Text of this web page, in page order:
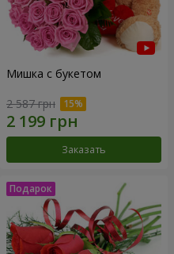
Мишка с букетом
2 587 грн
Заказать